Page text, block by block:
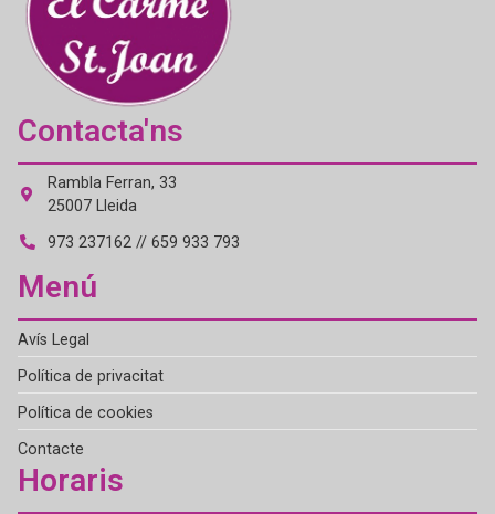
Contacta'ns
Rambla Ferran, 33
25007 Lleida
973 237162 // 659 933 793
Menú
Avís Legal
Política de privacitat
Política de cookies
Contacte
Horaris